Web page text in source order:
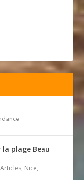
la plage Beau
Articles, Nice,